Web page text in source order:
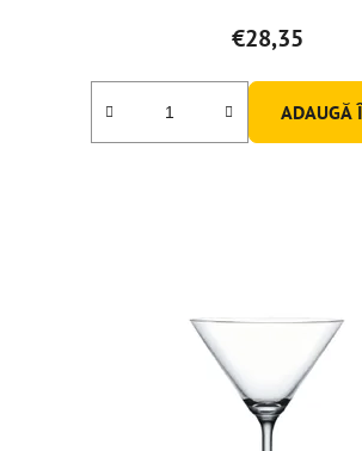
€28,35
ADAUGĂ